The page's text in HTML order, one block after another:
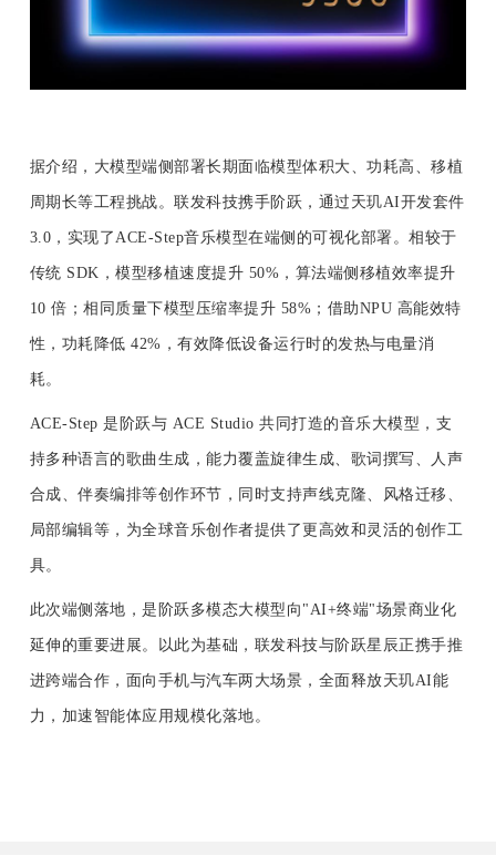
题
搞
机
据介绍，大模型端侧部署长期面临模型体积大、功耗高、移植
周期长等工程挑战。联发科技携手阶跃，通过天玑AI开发套件
3.0，实现了ACE-Step音乐模型在端侧的可视化部署。相较于
传统 SDK，模型移植速度提升 50%，算法端侧移植效率提升
10 倍；相同质量下模型压缩率提升 58%；借助NPU 高能效特
性，功耗降低 42%，有效降低设备运行时的发热与电量消
耗。
ACE-Step 是阶跃与 ACE Studio 共同打造的音乐大模型，支
持多种语言的歌曲生成，能力覆盖旋律生成、歌词撰写、人声
合成、伴奏编排等创作环节，同时支持声线克隆、风格迁移、
局部编辑等，为全球音乐创作者提供了更高效和灵活的创作工
具。
此次端侧落地，是阶跃多模态大模型向"AI+终端"场景商业化
延伸的重要进展。以此为基础，联发科技与阶跃星辰正携手推
进跨端合作， 面向 手机与汽车两大场景，全面释放天玑AI能
力，加速智能体应用规模化落地。